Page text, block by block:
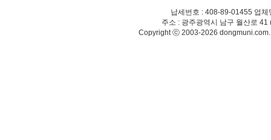
납세번호 : 408-89-01455 업체
주소 : 광주광역시 남구 월산로
Copyright ⓒ 2003-2026